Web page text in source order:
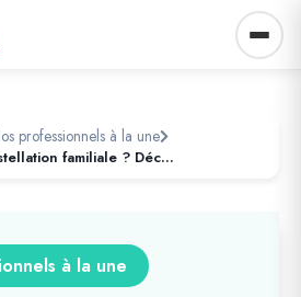
professionnels à la une
Qu’est-ce qu’une constellation familiale ? Découvrez la méthode de libération et de guérison avec William Inesta
à la une